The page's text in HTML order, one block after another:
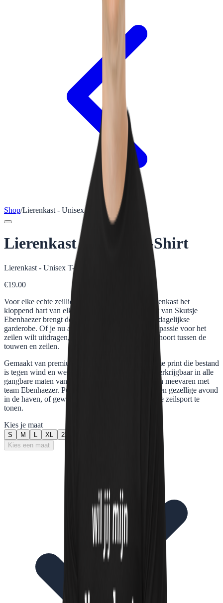
Shop/Lierenkast - Unisex T-Shirt
Lierenkast - Unisex T-Shirt
Lierenkast - Unisex T-Shirt
€19.00
Voor elke echte zeilliefhebber die weet dat de lierenkast het
kloppend hart van elk skûtsje is! Dit unisex t-shirt van Skutsje
Ebenhaezer brengt de sfeer van het water naar je dagelijkse
garderobe. Of je nu aan boord bent of gewoon je passie voor het
zeilen wilt uitdragen, dit shirt laat zien dat je thuishoort tussen de
touwen en zeilen.
Gemaakt van premium materiaal met een duurzame print die bestand
is tegen wind en weer, net als onze bemanning. Verkrijgbaar in alle
gangbare maten van S tot 5XL, zodat iedereen kan meevaren met
team Ebenhaezer. Perfect voor een dagje zeilen, een gezellige avond
in de haven, of gewoon om je liefde voor de Friese zeilsport te
tonen.
Kies je maat
S M XL 2XL
Kies een maat